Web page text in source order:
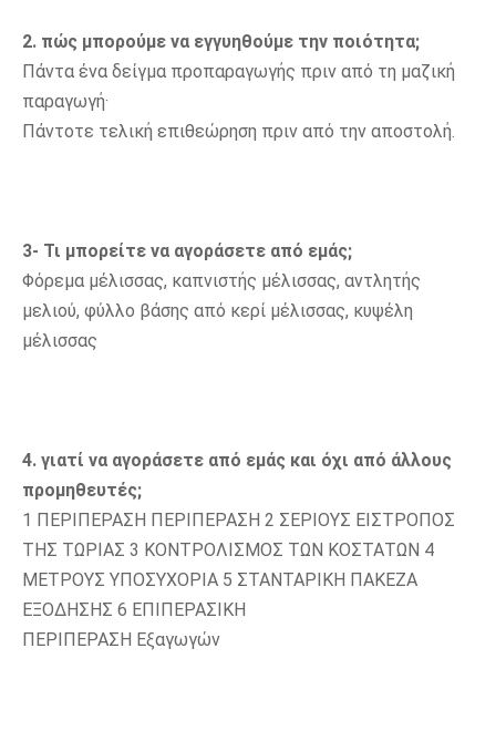
2. πώς μπορούμε να εγγυηθούμε την ποιότητα;
Πάντα ένα δείγμα προπαραγωγής πριν από τη μαζική
παραγωγή·
Πάντοτε τελική επιθεώρηση πριν από την αποστολή.
3- Τι μπορείτε να αγοράσετε από εμάς;
Φόρεμα μέλισσας, καπνιστής μέλισσας, αντλητής
μελιού, φύλλο βάσης από κερί μέλισσας, κυψέλη
μέλισσας
4. γιατί να αγοράσετε από εμάς και όχι από άλλους
προμηθευτές;
1 ΠΕΡΙΠΕΡΑΣΗ ΠΕΡΙΠΕΡΑΣΗ 2 ΣΕΡΙΟΥΣ ΕΙΣΤΡΟΠΟΣ
ΤΗΣ ΤΩΡΙΑΣ 3 ΚΟΝΤΡΟΛΙΣΜΟΣ ΤΩΝ ΚΟΣΤΑΤΩΝ 4
ΜΕΤΡΟΥΣ ΥΠΟΣΥΧΟΡΙΑ 5 ΣΤΑΝΤΑΡΙΚΗ ΠΑΚΕΖΑ
ΕΞΟΔΗΣΗΣ 6 ΕΠΙΠΕΡΑΣΙΚΗ
ΠΕΡΙΠΕΡΑΣΗ Εξαγωγών